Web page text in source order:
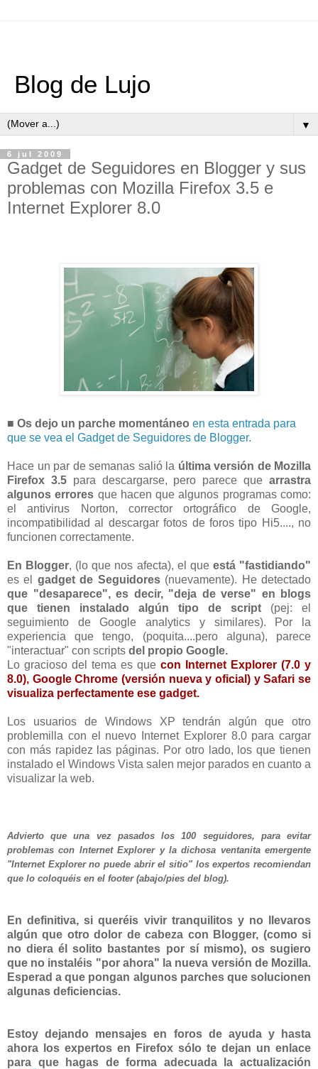
Blog de Lujo
▼
6 jul 2009
Gadget de Seguidores en Blogger y sus
problemas con Mozilla Firefox 3.5 e
Internet Explorer 8.0
■ Os dejo un parche momentáneo en esta entrada para
que se vea el Gadget de Seguidores de Blogger.
Hace un par de semanas salió la última versión de Mozilla
Firefox 3.5para descargarse, pero parece quearrastra
algunos errores que hacen que algunos programas como:
el antivirus Norton, corrector ortográfico de Google,
incompatibilidad al descargar fotos de foros tipo Hi5...., no
funcionen correctamente.
En Blogger, (lo que nos afecta), el que está "fastidiando"
es el gadget de Seguidores (nuevamente). He detectado
que "desaparece", es decir, "deja de verse" en blogs
que tienen instalado algún tipo de script (pej: el
seguimiento de Google analytics y similares). Por la
experiencia que tengo, (poquita....pero alguna), parece
"interactuar" con scripts del propio Google.
Lo gracioso del tema es que con Internet Explorer (7.0 y
8.0), Google Chrome (versión nueva y oficial) y Safari se
visualiza perfectamente ese gadget.
Los usuarios de Windows XP tendrán algún que otro
problemilla con el nuevo Internet Explorer 8.0 para cargar
con más rapidez las páginas. Por otro lado, los que tienen
instalado el Windows Vista salen mejor parados en cuanto a
visualizar la web.
Advierto que una vez pasados los 100 seguidores, para evitar
problemas con Internet Explorer y la dichosa ventanita emergente
"Internet Explorer no puede abrir el sitio" los expertos recomiendan
que lo coloquéis en el footer (abajo/pies del blog).
En definitiva, si queréis vivir tranquilitos y no llevaros
algún que otro dolor de cabeza con Blogger, (como si
no diera él solito bastantes por sí mismo), os sugiero
que no instaléis "por ahora" la nueva versión de Mozilla.
Esperad a que pongan algunos parches que solucionen
algunas deficiencias.
Estoy dejando mensajes en foros de ayuda y hasta
ahora los expertos en Firefox sólo te dejan un enlace
para que hagas de forma adecuada la actualización